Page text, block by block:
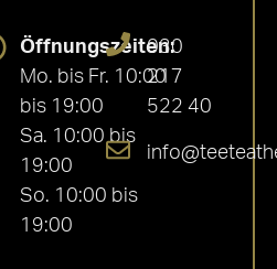
Öffnungszeiten:
Mo. bis Fr. 10:00
bis 19:00
Sa. 10:00 bis
19:00
So. 10:00 bis
19:00
030
217
522 40